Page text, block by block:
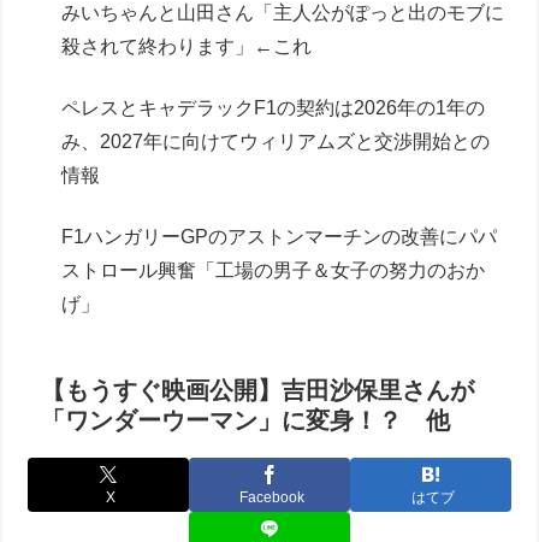
みいちゃんと山田さん「主人公がぽっと出のモブに
殺されて終わります」←これ
ペレスとキャデラックF1の契約は2026年の1年の
み、2027年に向けてウィリアムズと交渉開始との
情報
F1ハンガリーGPのアストンマーチンの改善にパパ
ストロール興奮「工場の男子＆女子の努力のおか
げ」
【もうすぐ映画公開】吉田沙保里さんが
「ワンダーウーマン」に変身！？ 他
X Facebook はてブ